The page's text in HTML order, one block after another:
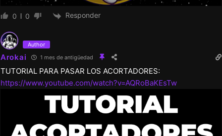
0 0 Responder
Author
Arokai 1 mes de antigüedad
TUTORIAL PARA PASAR LOS ACORTADORES:
https://www.youtube.com/watch?v=AQRoBaKEsTw